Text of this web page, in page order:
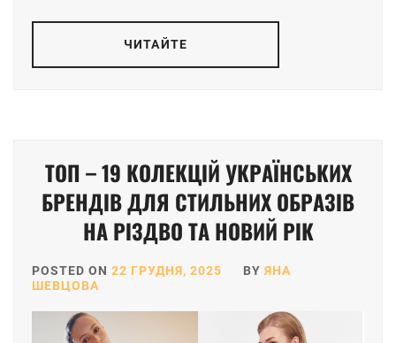
ЧИТАЙТЕ
ТОП – 19 КОЛЕКЦІЙ УКРАЇНСЬКИХ
БРЕНДІВ ДЛЯ СТИЛЬНИХ ОБРАЗІВ
НА РІЗДВО ТА НОВИЙ РІК
POSTED ON 22 ГРУДНЯ, 2025 BY ЯНА
ШЕВЦОВА